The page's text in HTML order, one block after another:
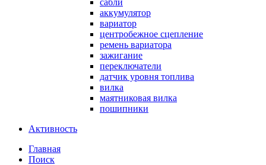
аккумулятор
вариатор
центробежное сцепление
ремень вариатора
зажигание
переключатели
датчик уровня топлива
вилка
маятниковая вилка
пошипники
Активность
Главная
Поиск